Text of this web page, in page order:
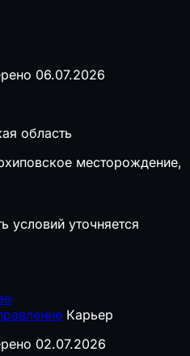
06.07.2026
область
месторождение,
условий уточняется
Карьер
02.07.2026